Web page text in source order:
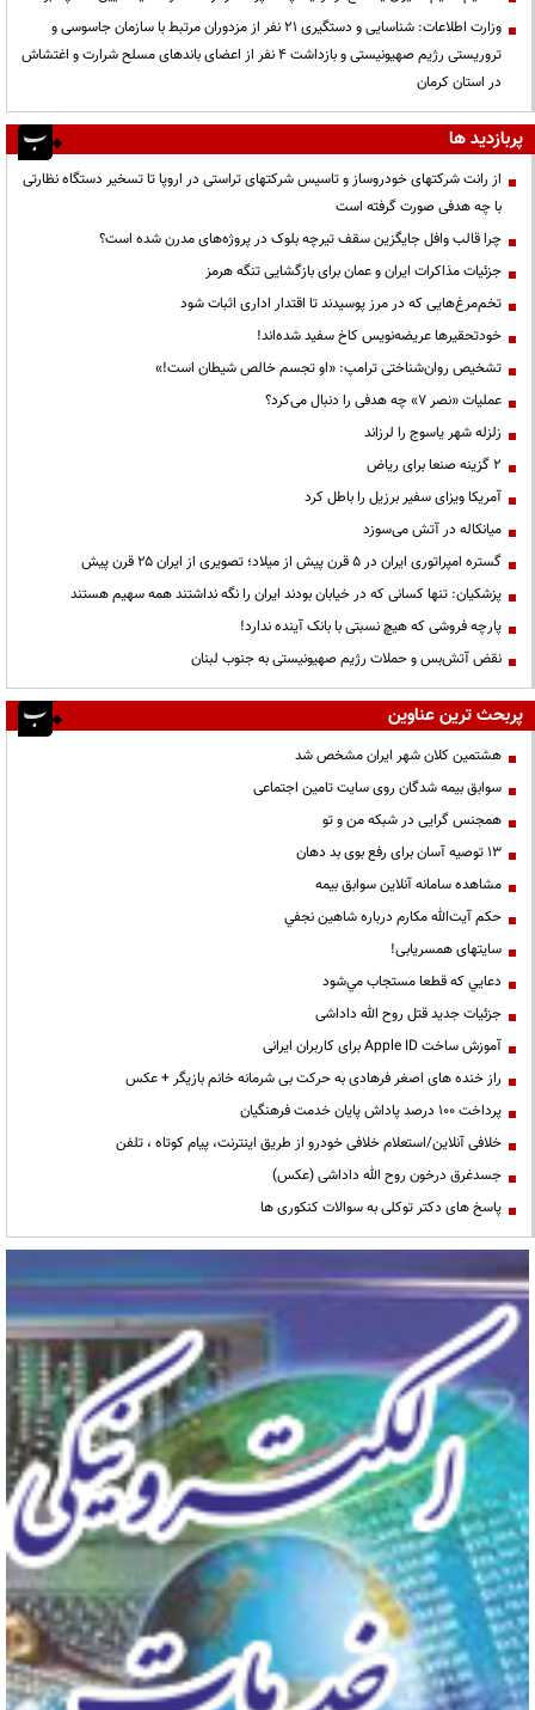
وزارت اطلاعات: شناسایی و دستگیری ۲۱ نفر از مزدوران مرتبط با سازمان جاسوسی و
تروریستی رژیم صهیونیستی و بازداشت ۴ نفر از اعضای باندهای مسلح شرارت و اغتشاش
در استان کرمان
پربازدید ها
از رانت‌ شرکتهای خودروساز و تاسیس شرکتهای تراستی در اروپا تا تسخیر دستگاه نظارتی
با چه هدفی صورت گرفته است
چرا قالب وافل جایگزین سقف تیرچه بلوک در پروژه‌های مدرن شده است؟
جزئیات مذاکرات ایران و عمان برای بازگشایی تنگه هرمز
تخم‌مرغ‌هایی که در مرز پوسیدند تا اقتدار اداری اثبات شود
خودتحقیرها عریضه‌نویس کاخ سفید شده‌اند!
تشخیص روان‌شناختی ترامپ: «او تجسم خالص شیطان است!»
عملیات «نصر ۷» چه هدفی را دنبال می‌کرد؟
زلزله شهر یاسوج را لرزاند
۲ گزینه صنعا برای ریاض
آمریکا ویزای سفیر برزیل را باطل کرد
میانکاله در آتش می‌سوزد
گستره امپراتوری ایران در ۵ قرن پیش از میلاد؛ تصویری از ایران ۲۵ قرن پیش
پزشکیان: تنها کسانی که در خیابان بودند ایران را نگه نداشتند همه سهیم هستند
پارچه فروشی که هیچ نسبتی با بانک آینده ندارد!
نقض آتش‌بس و حملات رژیم صهیونیستی به جنوب لبنان
پربحث ترین عناوین
هشتمین کلان شهر ایران مشخص شد
سوابق بیمه شدگان روی سایت تامین اجتماعی
همجنس گرایی در شبکه من و تو
13 توصیه آسان برای رفع بوی بد دهان
مشاهده سامانه آنلاين سوابق بیمه
حكم آيت‌الله مكارم درباره شاهين نجفي
سایتهای همسریابی!
دعايي كه قطعا مستجاب مي‌شود
جزئیات جدید قتل روح الله داداشی
آموزش ساخت Apple ID برای کاربران ایرانی
راز خنده های اصغر فرهادی به حرکت بی شرمانه خانم بازیگر + عکس
پرداخت ۱۰۰ درصد پاداش پایان خدمت فرهنگیان
خلافی آنلاین/استعلام خلافی خودرو از طریق اینترنت، پیام کوتاه ، تلفن
جسدغرق درخون روح الله داداشی (عکس)
پاسخ های دکتر توکلی به سوالات کنکوری ها